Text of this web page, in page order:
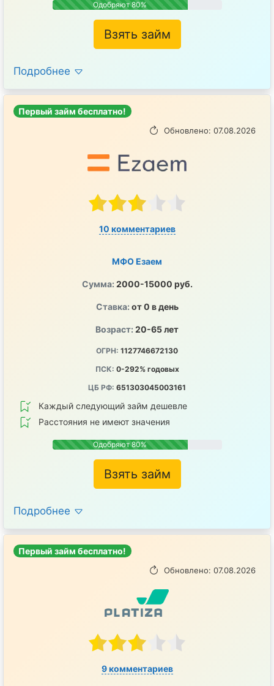
Одобряют 80%
Взять займ
Подробнее
Первый займ бесплатно!
Обновлено: 07.08.2026
10 комментариев
МФО Езаем
Сумма: 2000-15000 руб.
Ставка: от 0 в день
Возраст: 20-65 лет
ОГРН: 1127746672130
ПСК: 0-292% годовых
ЦБ РФ: 651303045003161
Каждый следующий займ дешевле
Расстояния не имеют значения
Одобряют 80%
Взять займ
Подробнее
Первый займ бесплатно!
Обновлено: 07.08.2026
9 комментариев